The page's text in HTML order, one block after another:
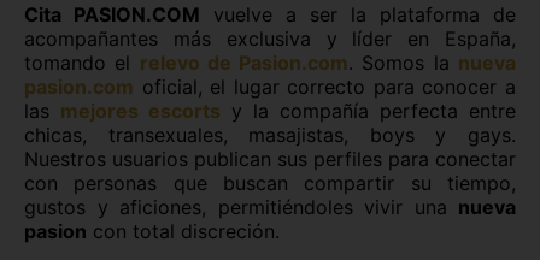
Cita PASION.COM vuelve a ser la plataforma de
acompañantes más exclusiva y líder en España,
tomando el relevo de Pasion.com. Somos la nueva
pasion.com oficial, el lugar correcto para conocer a
las mejores escorts y la compañía perfecta entre
chicas, transexuales, masajistas, boys y gays.
Nuestros usuarios publican sus perfiles para conectar
con personas que buscan compartir su tiempo,
gustos y aficiones, permitiéndoles vivir una nueva
pasion con total discreción.